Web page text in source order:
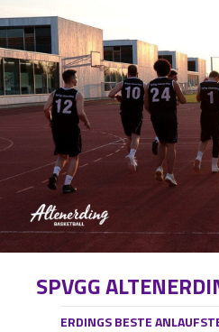
SPVGG
ERDINGS BESTE